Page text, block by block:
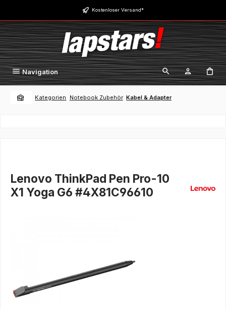
Zum Hauptinhalt springen Kostenloser Versand*
Navigation
Kategorien Notebook Zubehör Kabel & Adapter
Lenovo ThinkPad Pen Pro-10
X1 Yoga G6 #4X81C96610